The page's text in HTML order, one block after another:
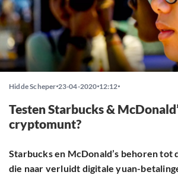
Hidde Scheper 23-04-2020 12:12
Testen Starbucks &
cryptomunt?
Starbucks en McDonald’s behoren tot
die naar verluidt digitale yuan-